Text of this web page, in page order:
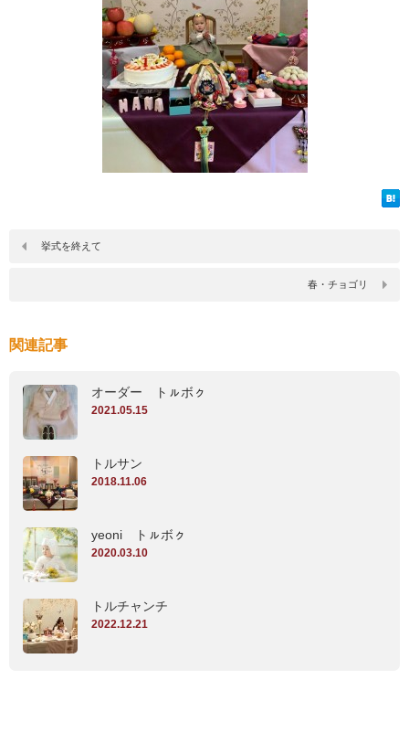
挙式を終えて
春・チョゴリ
関連記事
オーダー トㇽボㇰ
2021.05.15
トルサン
2018.11.06
yeoni トㇽボㇰ
2020.03.10
トルチャンチ
2022.12.21